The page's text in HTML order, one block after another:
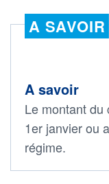
A SAVOIR
A savoir
Le montant du
1er janvier ou
régime.